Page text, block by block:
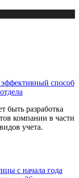
эффективный способ
быть разработка
компании в части
учета.
с начала года